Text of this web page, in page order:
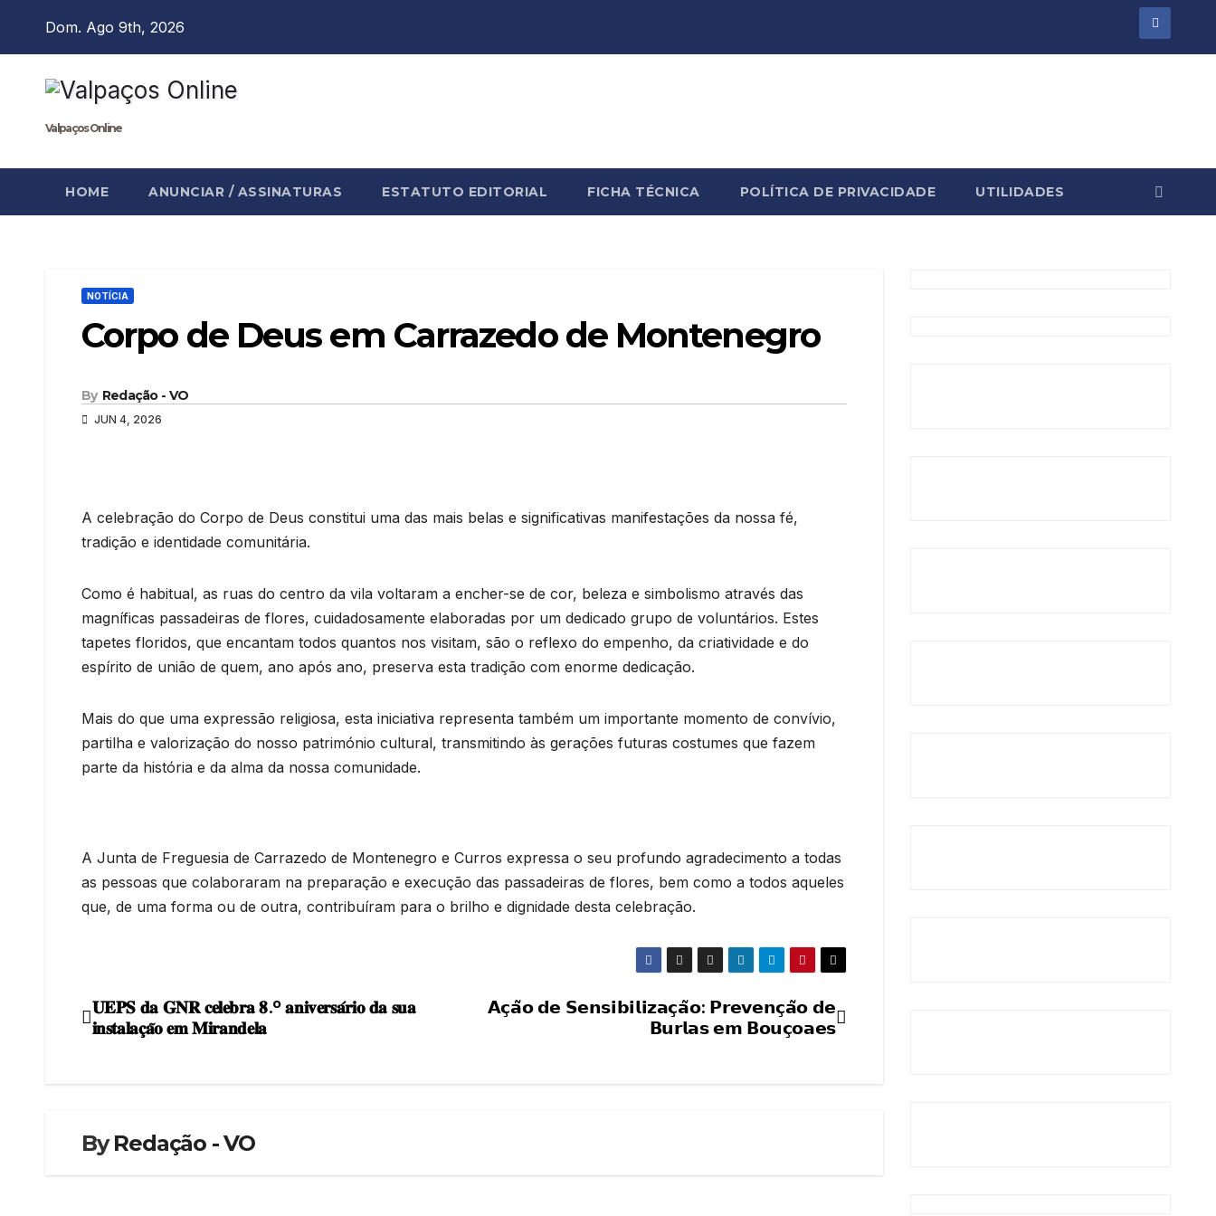
Dom. Ago 9th, 2026
Valpaços Online
HOME ANUNCIAR / ASSINATURAS ESTATUTO EDITORIAL FICHA TÉCNICA POLÍTICA DE PRIVACIDADE UTILIDADES
NOTÍCIA
Corpo de Deus em Carrazedo de Montenegro
By Redação - VO
JUN 4, 2026
A celebração do Corpo de Deus constitui uma das mais belas e significativas manifestações da nossa fé,
tradição e identidade comunitária.
Como é habitual, as ruas do centro da vila voltaram a encher-se de cor, beleza e simbolismo através das
magníficas passadeiras de flores, cuidadosamente elaboradas por um dedicado grupo de voluntários. Estes
tapetes floridos, que encantam todos quantos nos visitam, são o reflexo do empenho, da criatividade e do
espírito de união de quem, ano após ano, preserva esta tradição com enorme dedicação.
Mais do que uma expressão religiosa, esta iniciativa representa também um importante momento de convívio,
partilha e valorização do nosso património cultural, transmitindo às gerações futuras costumes que fazem
parte da história e da alma da nossa comunidade.
A Junta de Freguesia de Carrazedo de Montenegro e Curros expressa o seu profundo agradecimento a todas
as pessoas que colaboraram na preparação e execução das passadeiras de flores, bem como a todos aqueles
que, de uma forma ou de outra, contribuíram para o brilho e dignidade desta celebração.
Navegação
𝗔𝗰̧𝗮̃𝗼 𝗱𝗲 𝗦𝗲𝗻𝘀𝗶𝗯𝗶𝗹𝗶𝘇𝗮𝗰̧𝗮̃𝗼: 𝗣𝗿𝗲𝘃𝗲𝗻𝗰̧𝗮̃𝗼 𝗱𝗲
𝗕𝘂𝗿𝗹𝗮𝘀 𝗲𝗺 𝗕𝗼𝘂𝗰̧𝗼𝗮𝗲𝘀
𝐔𝐄𝐏𝐒 𝐝𝐚 𝐆𝐍𝐑 𝐜𝐞𝐥𝐞𝐛𝐫𝐚 𝟖.º 𝐚𝐧𝐢𝐯𝐞𝐫𝐬𝐚́𝐫𝐢𝐨 𝐝𝐚 𝐬𝐮𝐚
𝐢𝐧𝐬𝐭𝐚𝐥𝐚𝐜̧𝐚̃𝐨 𝐞𝐦 𝐌𝐢𝐫𝐚𝐧𝐝𝐞𝐥𝐚
ByRedação - VO